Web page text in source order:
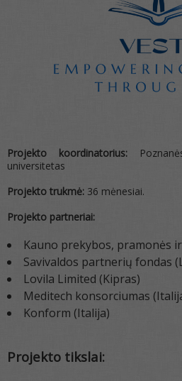
Projekto koordinatorius:
universitetas
Projekto trukmė: 36 mėnesiai.
Projekto partneriai:
Kauno prekybos, pramonės
Savivaldos partnerių fondas
Lovila Limited (Kipras)
Meditech konsorciumas
Konform (Italija)
Projekto tikslai: